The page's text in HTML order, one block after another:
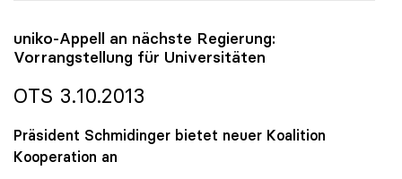
uniko-Appell an nächste Regierung:
Vorrangstellung für Universitäten
OTS 3.10.2013
Präsident Schmidinger bietet neuer Koalition
Kooperation an